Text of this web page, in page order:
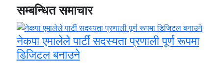
सम्बन्धित समाचार
नेकपा एमालेले पार्टी सदस्यता प्रणाली पूर्ण रूपमा
डिजिटल बनाउने